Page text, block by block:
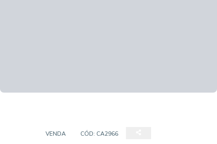
VENDA CÓD: CA2966